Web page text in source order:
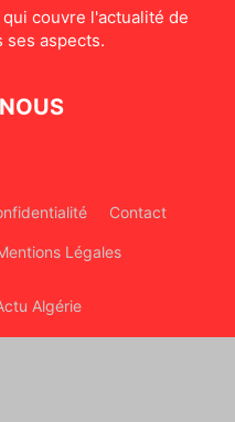
couvre l'actualité de
ses aspects.
Contact
Légales
Algérie